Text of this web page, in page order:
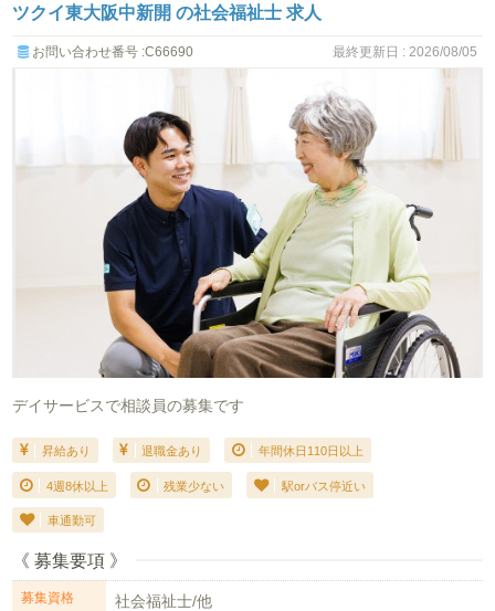
ツクイ東大阪中新開 の社会福祉士 求人
お問い合わせ番号 :C66690 最終更新日 : 2026/08/05
デイサービスで相談員の募集です
昇給あり 退職金あり 年間休日110日以上
4週8休以上 残業少ない 駅orバス停近い
車通勤可
《 募集要項 》
募集資格 社会福祉士/他